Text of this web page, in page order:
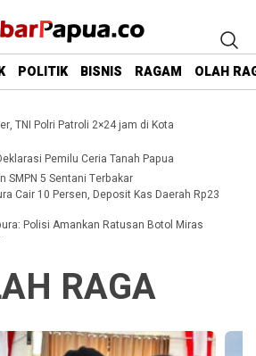
POLITIK BISNIS RAGAM OLAH
TNI Polri Patroli 2×24 jam di Kota
Pemilu Ceria Tanah Papua
SMPN 5 Sentani Terbakar
Cair 10 Persen, Deposit Kas Daerah Rp23
Polisi Amankan Ratusan Botol Miras
RAGA